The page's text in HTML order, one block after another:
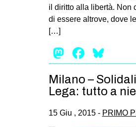
DIRITTO
MIGRAZIONI
PRECARIATO
REPRESSIONE
STUDENTI
il diritto alla libertà. Non
di essere altrove, dove
[…]
Mastodon
Milano –
Lega: tutto a
15 Giu , 2015 - PRIMO